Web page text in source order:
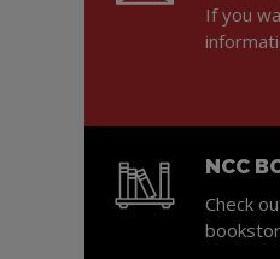
If you
NCC
Check